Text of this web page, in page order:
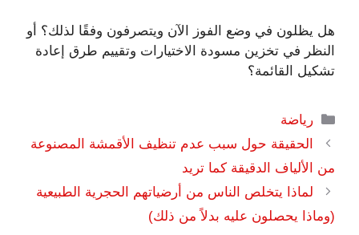
هل يظلون في وضع الفوز الآن ويتصرفون وفقًا لذلك؟ أو
النظر في تخزين مسودة الاختيارات وتقييم طرق إعادة
تشكيل القائمة؟
التصنيفات
رياضة
الحقيقة حول سبب عدم تنظيف الأقمشة المصنوعة
من الألياف الدقيقة كما تريد
لماذا يتخلص الناس من أرضياتهم الحجرية الطبيعية
(وماذا يحصلون عليه بدلاً من ذلك)